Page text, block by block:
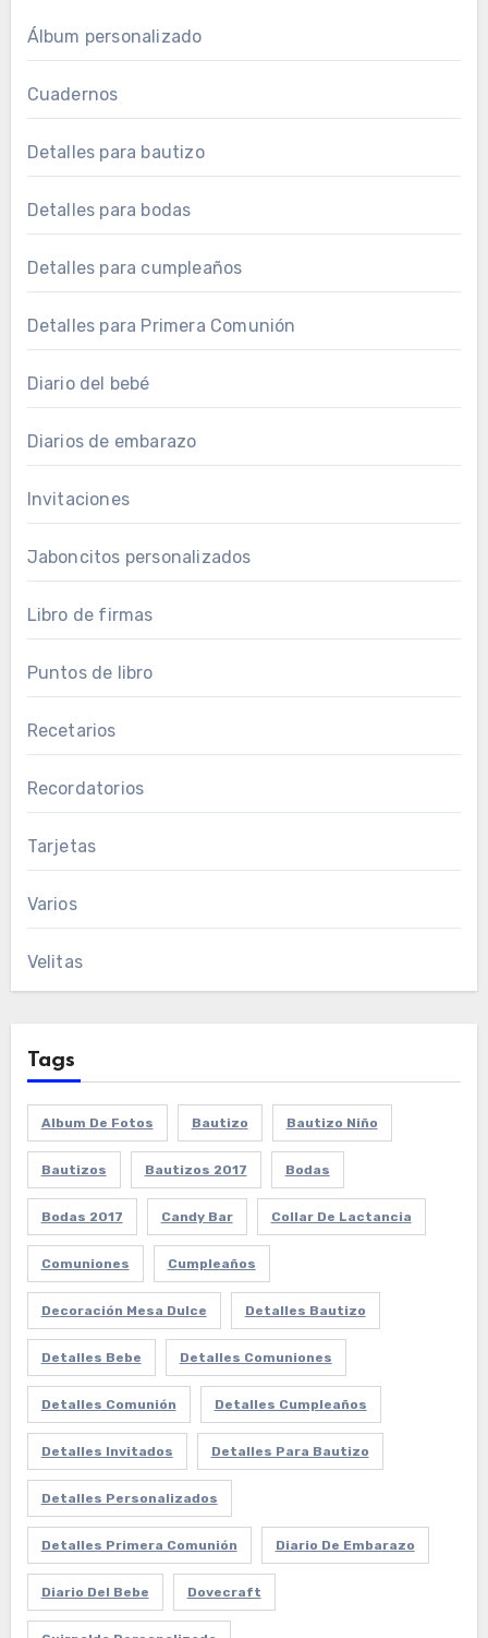
Álbum personalizado
Cuadernos
Detalles para bautizo
Detalles para bodas
Detalles para cumpleaños
Detalles para Primera Comunión
Diario del bebé
Diarios de embarazo
Invitaciones
Jaboncitos personalizados
Libro de firmas
Puntos de libro
Recetarios
Recordatorios
Tarjetas
Varios
Velitas
Tags
Album De Fotos Bautizo Bautizo Niño
Bautizos Bautizos 2017 Bodas
Bodas 2017 Candy Bar Collar De Lactancia
Comuniones Cumpleaños
Decoración Mesa Dulce Detalles Bautizo
Detalles Bebe Detalles Comuniones
Detalles Comunión Detalles Cumpleaños
Detalles Invitados Detalles Para Bautizo
Detalles Personalizados
Detalles Primera Comunión Diario De Embarazo
Diario Del Bebe Dovecraft